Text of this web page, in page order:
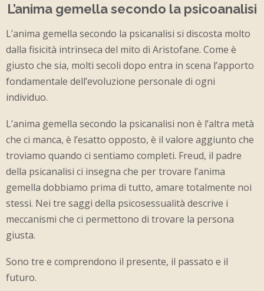
L’anima gemella secondo la psicoanalisi
L’anima gemella secondo la psicanalisi si discosta molto
dalla fisicità intrinseca del mito di Aristofane. Come è
giusto che sia, molti secoli dopo entra in scena l’apporto
fondamentale dell’evoluzione personale di ogni
individuo.
L’anima gemella secondo la psicanalisi non è l’altra metà
che ci manca, è l’esatto opposto, è il valore aggiunto che
troviamo quando ci sentiamo completi. Freud, il padre
della psicanalisi ci insegna che per trovare l’anima
gemella dobbiamo prima di tutto, amare totalmente noi
stessi. Nei tre saggi della psicosessualità descrive i
meccanismi che ci permettono di trovare la persona
giusta.
Sono tre e comprendono il presente, il passato e il
futuro.